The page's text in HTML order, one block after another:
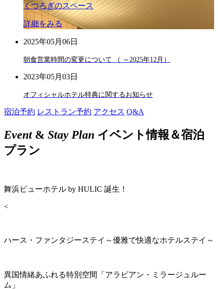
くつろぎのスペース
詳細をみる
2025年05月06日
朝食営業時間の変更について （ ～2025年12月）
2023年05月03日
オフィシャルホテル特典に関するお知らせ
宿泊予約 レストラン予約 アクセス Q&A
Event& Stay Plan イベント情報＆宿泊
プラン
舞浜ビューホテル by HULIC 誕生！
<
ハース・ファンタジーステイ～優雅で快適なホテルステイ～
異国情緒あふれる特別空間「アラビアン・ミラージュルー
ム」